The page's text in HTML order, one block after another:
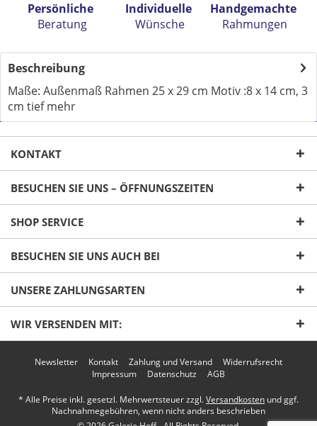
Ich habe die
Mit * gekennzeichnete Felder sind Pflichtfelder.
Senden
Persönliche
Beratung
Individuelle
Wünsche
Handgemachte
Rahmungen
Beschreibung
Maße: Außenmaß Rahmen 25 x 29 cm Motiv :8 x 14 cm, 3
cm tiefmehr
KONTAKT
BESUCHEN SIE UNS – ÖFFNUNGSZEITEN
SHOP SERVICE
BESUCHEN SIE UNS AUCH BEI
UNSERE ZAHLUNGSARTEN
WIR VERSENDEN MIT:
Newsletter Kontakt Zahlung und Versand
Widerrufsrecht
Impressum
Datenschutz AGB
* Alle Preise inkl. gesetzl. Mehrwertsteuer zzgl.Versandkosten und ggf.
Nachnahmegebühren, wenn nicht anders beschrieben